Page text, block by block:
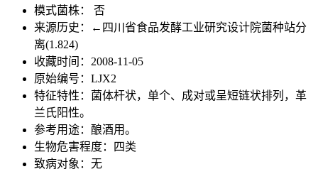
模式菌株： 否
来源历史：←四川省食品发酵工业研究设计院菌种站分
离(1.824)
收藏时间：2008-11-05
原始编号：LJX2
特征特性：菌体杆状，单个、成对或呈短链状排列，革
兰氏阳性。
参考用途：酿酒用。
生物危害程度：四类
致病对象：无